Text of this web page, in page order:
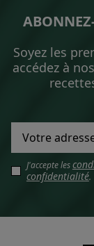
Soyez les
accédez à
J'accepte les
confidentialité.